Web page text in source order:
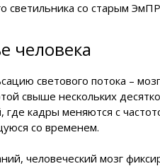
светильника со старым
человека
светового потока –
свыше нескольких
кадры меняются с
со временем.
человеческий мозг